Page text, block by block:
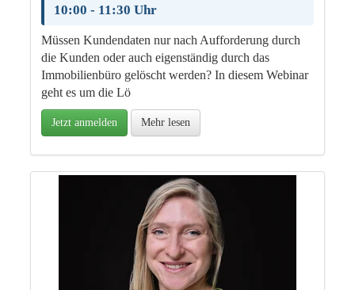
10:00 - 11:30 Uhr
Müssen Kundendaten nur nach Aufforderung durch
die Kunden oder auch eigenständig durch das
Immobilienbüro gelöscht werden? In diesem Webinar
geht es um die Lö
Jetzt anmelden Mehr lesen